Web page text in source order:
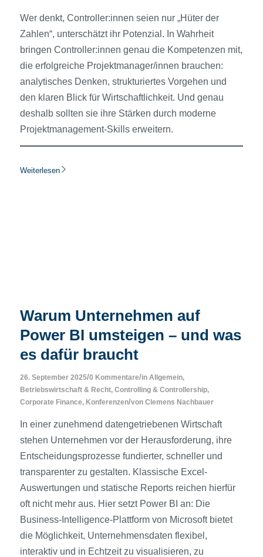
Wer denkt, Controller:innen seien nur „Hüter der
Zahlen“, unterschätzt ihr Potenzial. In Wahrheit
bringen Controller:innen genau die Kompetenzen mit,
die erfolgreiche Projektmanager/innen brauchen:
analytisches Denken, strukturiertes Vorgehen und
den klaren Blick für Wirtschaftlichkeit. Und genau
deshalb sollten sie ihre Stärken durch moderne
Projektmanagement-Skills erweitern.
Weiterlesen
Warum Unternehmen auf
Power BI umsteigen – und was
es dafür braucht
26. September 2025/0 Kommentare/in Allgemein,
Betriebswirtschaft & Recht, Controlling & Controllership,
Corporate Finance, Konferenzen/von Clemens Nachbauer
In einer zunehmend datengetriebenen Wirtschaft
stehen Unternehmen vor der Herausforderung, ihre
Entscheidungsprozesse fundierter, schneller und
transparenter zu gestalten. Klassische Excel-
Auswertungen und statische Reports reichen hierfür
oft nicht mehr aus. Hier setzt Power BI an: Die
Business-Intelligence-Plattform von Microsoft bietet
die Möglichkeit, Unternehmensdaten flexibel,
interaktiv und in Echtzeit zu visualisieren, zu